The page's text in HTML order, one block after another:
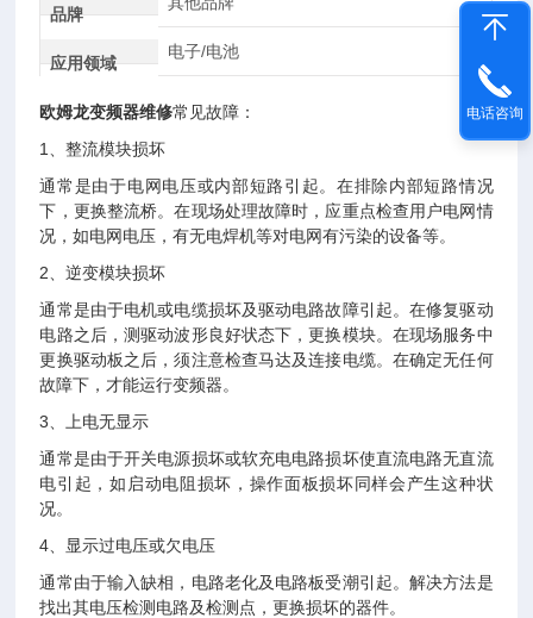
品牌
应用领域
电子/电池
欧姆龙变频器维修常见故障：
1、整流模块损坏
通常是由于电网电压或内部短路引起。在排除内部短路情况
下，更换整流桥。在现场处理故障时，应重点检查用户电网情
况，如电网电压，有无电焊机等对电网有污染的设备等。
2、逆变模块损坏
通常是由于电机或电缆损坏及驱动电路故障引起。在修复驱动
电路之后，测驱动波形良好状态下，更换模块。在现场服务中
更换驱动板之后，须注意检查马达及连接电缆。在确定无任何
故障下，才能运行变频器。
3、上电无显示
通常是由于开关电源损坏或软充电电路损坏使直流电路无直流
电引起，如启动电阻损坏，操作面板损坏同样会产生这种状
况。
4、显示过电压或欠电压
通常由于输入缺相，电路老化及电路板受潮引起。解决方法是
找出其电压检测电路及检测点，更换损坏的器件。
电话咨询